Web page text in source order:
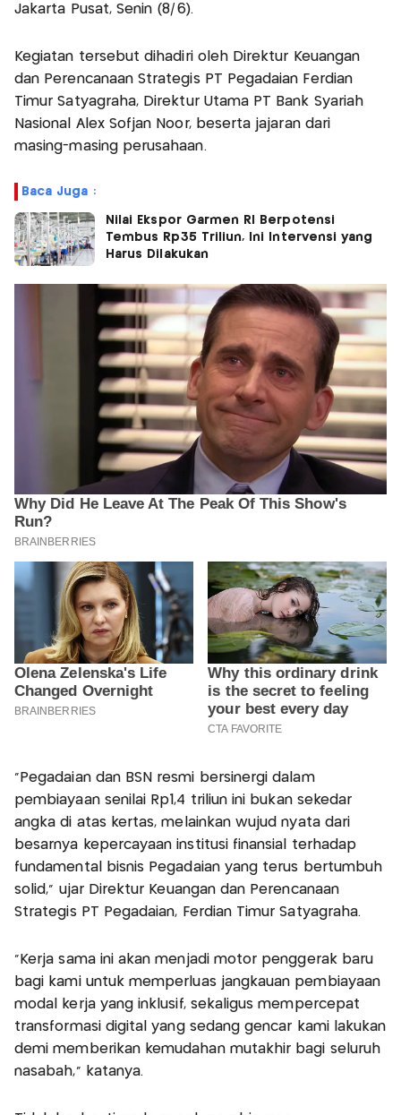
Jakarta Pusat, Senin (8/6).
Kegiatan tersebut dihadiri oleh Direktur Keuangan
dan Perencanaan Strategis PT Pegadaian Ferdian
Timur Satyagraha, Direktur Utama PT Bank Syariah
Nasional Alex Sofjan Noor, beserta jajaran dari
masing-masing perusahaan.
Baca Juga :
Nilai Ekspor Garmen RI Berpotensi
Tembus Rp35 Triliun, Ini Intervensi yang
Harus Dilakukan
"Pegadaian dan BSN resmi bersinergi dalam
pembiayaan senilai Rp1,4 triliun ini bukan sekedar
angka di atas kertas, melainkan wujud nyata dari
besarnya kepercayaan institusi finansial terhadap
fundamental bisnis Pegadaian yang terus bertumbuh
solid,” ujar Direktur Keuangan dan Perencanaan
Strategis PT Pegadaian, Ferdian Timur Satyagraha.
“Kerja sama ini akan menjadi motor penggerak baru
bagi kami untuk memperluas jangkauan pembiayaan
modal kerja yang inklusif, sekaligus mempercepat
transformasi digital yang sedang gencar kami lakukan
demi memberikan kemudahan mutakhir bagi seluruh
nasabah," katanya.